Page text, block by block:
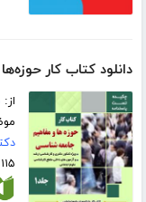
دانلود کتاب کار
از:
۱۱۵ صفحه